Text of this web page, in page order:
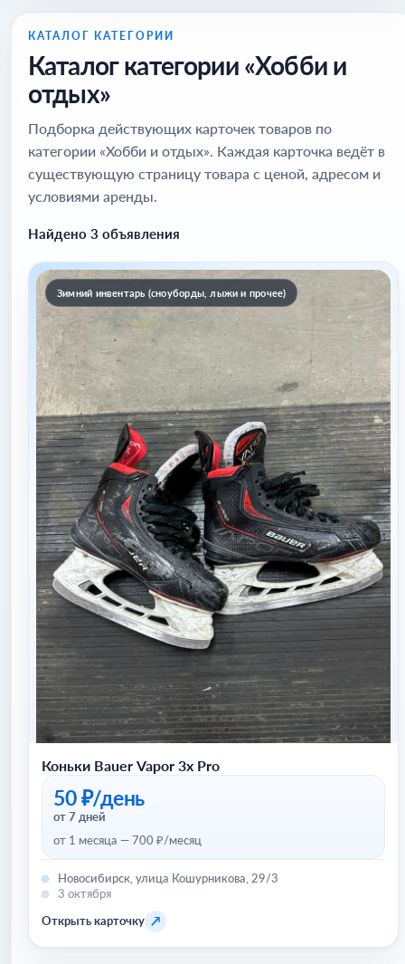
КАТАЛОГ КАТЕГОРИИ
Каталог категории «Хобби и
отдых»
Подборка действующих карточек товаров по
категории «Хобби и отдых». Каждая карточка ведёт в
существующую страницу товара с ценой, адресом и
условиями аренды.
Найдено 3 объявления
Зимний инвентарь (сноуборды, лыжи и прочее)
Коньки Bauer Vapor 3x Pro
50 ₽/день
от 7 дней
от 1 месяца — 700 ₽/месяц
Новосибирск, улица Кошурникова, 29/3
3 октября
Открыть карточку ↗